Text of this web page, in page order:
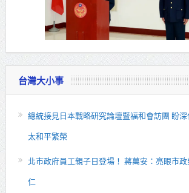
台灣大小事
總統接見日本戰略研究論壇暨福和會訪團 盼
太和平繁榮
北市政府員工親子日登場！ 蔣萬安：亮眼市
仁